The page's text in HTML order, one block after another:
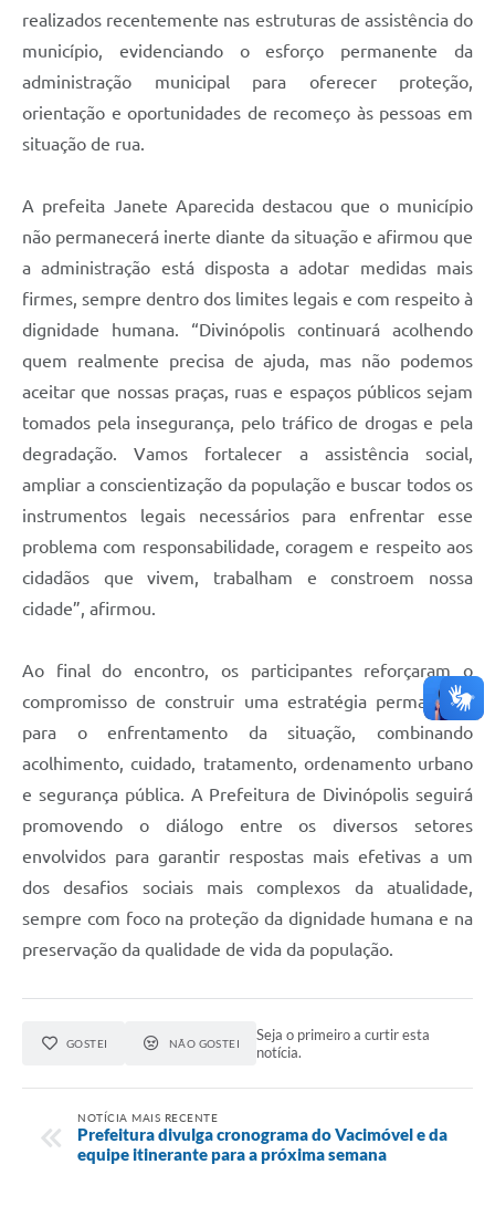
realizados recentemente nas estruturas de assistência do
município, evidenciando o esforço permanente da
administração municipal para oferecer proteção,
orientação e oportunidades de recomeço às pessoas em
situação de rua.
A prefeita Janete Aparecida destacou que o município
não permanecerá inerte diante da situação e afirmou que
a administração está disposta a adotar medidas mais
firmes, sempre dentro dos limites legais e com respeito à
dignidade humana. “Divinópolis continuará acolhendo
quem realmente precisa de ajuda, mas não podemos
aceitar que nossas praças, ruas e espaços públicos sejam
tomados pela insegurança, pelo tráfico de drogas e pela
degradação. Vamos fortalecer a assistência social,
ampliar a conscientização da população e buscar todos os
instrumentos legais necessários para enfrentar esse
problema com responsabilidade, coragem e respeito aos
cidadãos que vivem, trabalham e constroem nossa
cidade”, afirmou.
Ao final do encontro, os participantes reforçaram o
compromisso de construir uma estratégia permanente
para o enfrentamento da situação, combinando
acolhimento, cuidado, tratamento, ordenamento urbano
e segurança pública. A Prefeitura de Divinópolis seguirá
promovendo o diálogo entre os diversos setores
envolvidos para garantir respostas mais efetivas a um
dos desafios sociais mais complexos da atualidade,
sempre com foco na proteção da dignidade humana e na
preservação da qualidade de vida da população.
GOSTEI NÃO GOSTEI
Seja o primeiro a curtir esta
notícia.
NOTÍCIA MAIS RECENTE
Prefeitura divulga cronograma do Vacimóvel e da
equipe itinerante para a próxima semana